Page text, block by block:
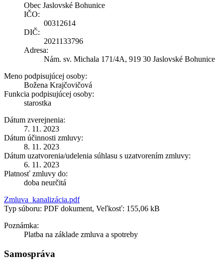
Obec Jaslovské Bohunice
IČO:
00312614
DIČ:
2021133796
Adresa:
Nám. sv. Michala 171/4A, 919 30 Jaslovské Bohunice
Meno podpisujúcej osoby:
Božena Krajčovičová
Funkcia podpisujúcej osoby:
starostka
Dátum zverejnenia:
7. 11. 2023
Dátum účinnosti zmluvy:
8. 11. 2023
Dátum uzatvorenia/udelenia súhlasu s uzatvorením zmluvy:
6. 11. 2023
Platnosť zmluvy do:
doba neurčitá
Zmluva_kanalizácia.pdf
Typ súboru: PDF dokument, Veľkosť: 155,06 kB
Poznámka:
Platba na základe zmluva a spotreby
Samospráva